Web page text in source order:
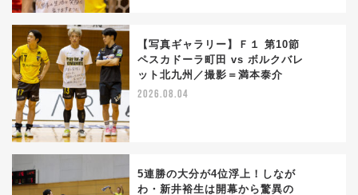
【写真ギャラリー】Ｆ１ 第10節
ペスカドーラ町田 vs ボルクバレ
ット北九州／撮影＝満本泰介
2026.08.04
5連勝の大分が4位浮上！しなが
わ・新井裕生は開幕から驚異の